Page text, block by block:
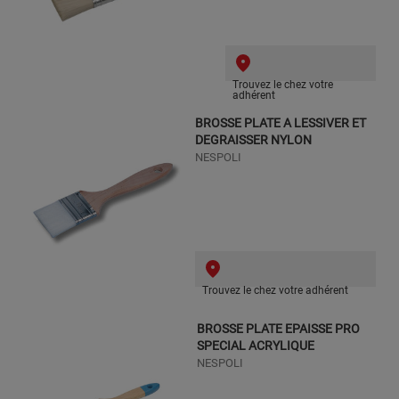
Trouvez le chez votre
adhérent
BROSSE PLATE A LESSIVER ET
DEGRAISSER NYLON
NESPOLI
Trouvez le chez votre adhérent
BROSSE PLATE EPAISSE PRO
SPECIAL ACRYLIQUE
NESPOLI